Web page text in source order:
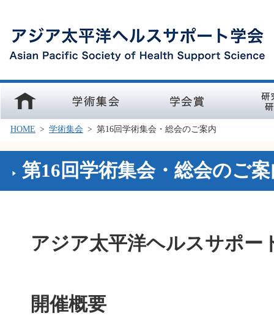
ホーム 学術集会 学会賞
HOME > 学術集会 > 第16回学術集会・総会のご案内
第16回学術集会・総会のご
アジア太平洋ヘルスサポ
開催概要